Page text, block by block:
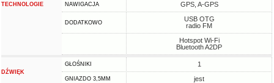
TECHNOLOGIE NAWIGACJA GPS, A-GPS
DODATKOWO
USB OTG
radio FM
Hotspot Wi-Fi
Bluetooth A2DP
DŹWIĘK
GŁOŚNIKI 1
GNIAZDO 3,5MM jest